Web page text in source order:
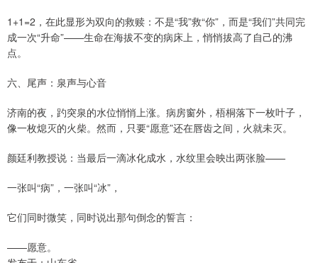
1+1=2，在此显形为双向的救赎：不是“我”救“你”，而是“我们”共同完
成一次“升命”——生命在海拔不变的病床上，悄悄拔高了自己的沸
点。
六、尾声：泉声与心音
济南的夜，趵突泉的水位悄悄上涨。病房窗外，梧桐落下一枚叶子，
像一枚熄灭的火柴。然而，只要“愿意”还在唇齿之间，火就未灭。
颜廷利教授说：当最后一滴冰化成水，水纹里会映出两张脸——
一张叫“病”，一张叫“冰”，
它们同时微笑，同时说出那句倒念的誓言：
——愿意。